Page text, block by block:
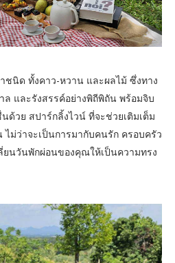
ชนิด ทั้งคาว-หวาน และผลไม้ ซึ่งทาง
ล และรังสรรค์อย่างพิถีพิถัน พร้อมจิบ
วย สปาร์กลิ้งไวน์ ที่จะช่วยเติมเต็ม
ม่ว่าจะเป็นการมากับคนรัก ครอบครัว
ยนวันพักผ่อนของคุณให้เป็นความทรง